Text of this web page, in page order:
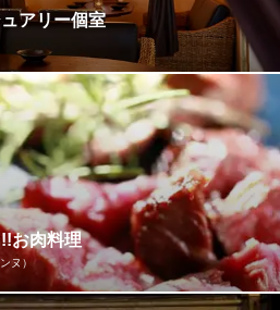
1階
アリー個室
れた、プライベート空間を保てる個
です！ゆったりとお座りいただける
話を楽しむ女子会にもおすすめ♪優
照らされて、心地よくお過ごしいた
resort
お肉料理
ヌ）